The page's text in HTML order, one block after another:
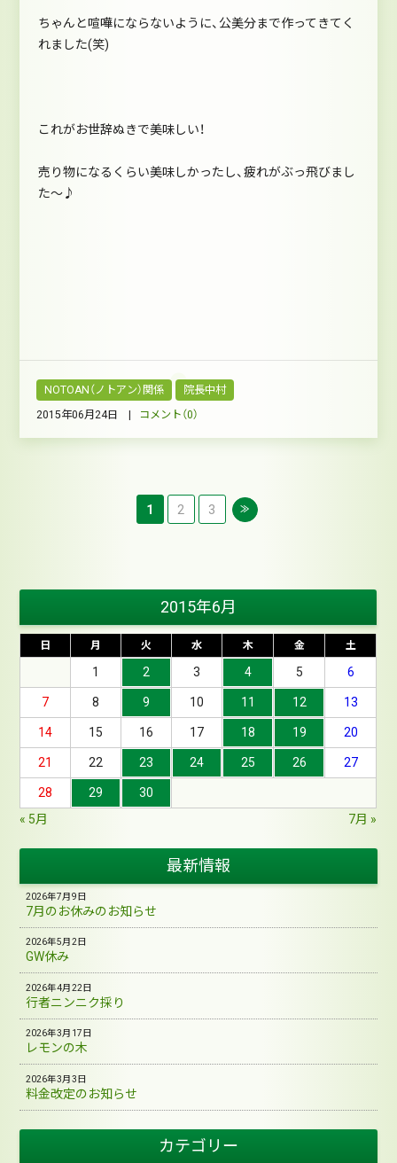
ちゃんと喧嘩にならないように、公美分まで作ってきてく
れました(笑)
これがお世辞ぬきで美味しい！
売り物になるくらい美味しかったし、疲れがぶっ飛びまし
た～♪
NOTOAN（ノトアン）関係 院長中村
2015年06月24日 | コメント（0）
1 2 3 ≫
2015年6月
日 月 火 水 木 金 土
1 2 3 4 5 6
7 8 9 10 11 12 13
14 15 16 17 18 19 20
21 22 23 24 25 26 27
28 29
30
« 5月
7月 »
最新情報
7月のお休みのお知らせ
2026年7月9日
GW休み
2026年5月2日
行者ニンニク採り
2026年4月22日
レモンの木
2026年3月17日
料金改定のお知らせ
2026年3月3日
カテゴリー